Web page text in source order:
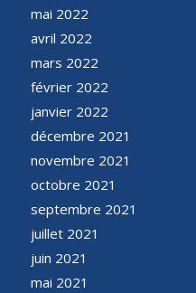
mai 2022
avril 2022
mars 2022
février 2022
janvier 2022
décembre 2021
novembre 2021
octobre 2021
septembre 2021
juillet 2021
juin 2021
mai 2021